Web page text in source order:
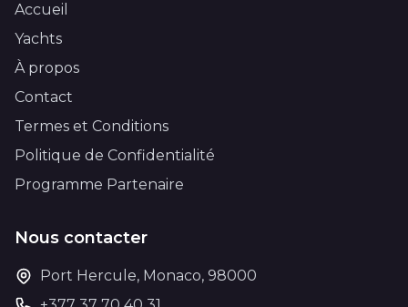
Accueil
Yachts
À propos
Contact
Termes et Conditions
Politique de Confidentialité
Programme Partenaire
Nous contacter
Port Hercule, Monaco, 98000